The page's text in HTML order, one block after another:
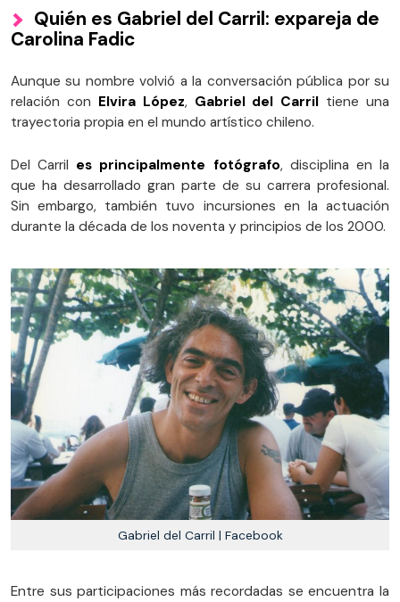
Quién es Gabriel del Carril: expareja de
Carolina Fadic
Aunque su nombre volvió a la conversación pública por su
relación con Elvira López, Gabriel del Carril tiene una
trayectoria propia en el mundo artístico chileno.
Del Carril es principalmente fotógrafo, disciplina en la
que ha desarrollado gran parte de su carrera profesional.
Sin embargo, también tuvo incursiones en la actuación
durante la década de los noventa y principios de los 2000.
Gabriel del Carril | Facebook
Entre sus participaciones más recordadas se encuentra la